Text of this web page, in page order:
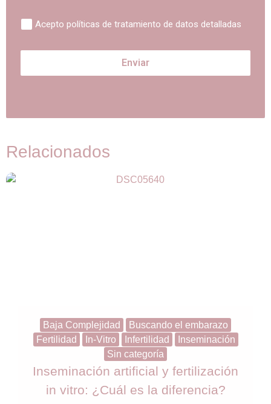
Acepto políticas de tratamiento de datos detalladas
Enviar
Relacionados
Baja Complejidad
Buscando el embarazo
Fertilidad
In-Vitro Infertilidad
Inseminación
Sin categoría
Inseminación artificial y fertilización
in vitro: ¿Cuál es la diferencia?